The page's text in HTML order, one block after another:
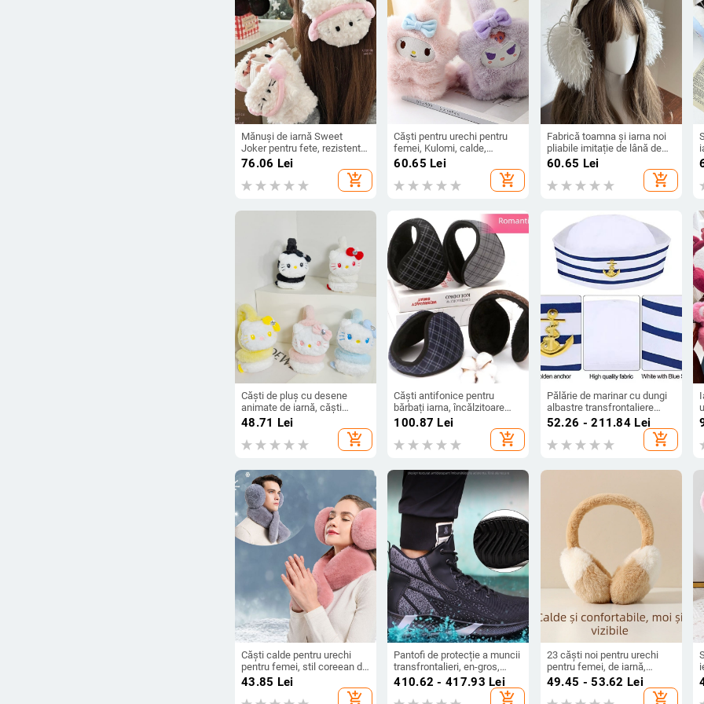
Mănuși de iarnă Sweet
Joker pentru fete, rezistente
la frig, costum de ciclism
tăieturi pe jumătate de
76.06 Lei
add_shopping_cart
Căști pentru urechi pentru
femei, Kulomi, calde,
pliabile, de iarnă, pentru
copii, anti-îngheț, încălzirea
urechilor, protecție pentru
60.65 Lei
add_shopping_cart
Fabrică toamna și iarna noi
pliabile imitație de lână de
plajă mărită caldă căști de
protecție pentru urechi la
modă cool Y2K punk nișă
60.65 Lei
add_shopping_cart
Căști de pluș cu desene
animate de iarnă, căști
îngroșate, ieși în călătorie,
căști rezistente la vânt,
drăguț, care acoperă
48.71 Lei
add_shopping_cart
Căști antifonice pentru
bărbați iarna, încălzitoare
pentru urechi purtate pe
spate pentru ciclism, calde
și rezistente la vânt, căști
antifonice mari, căptușeală
100.87 Lei
add_shopping_cart
Pălărie de marinar cu dungi
albastre transfrontaliere
Amazon, cu vârf rotund, fără
boruri, bleumarin, pentru
petreceri, festivaluri, en-
52.26 - 211.84 Lei
add_shopping_cart
Căști calde pentru urechi
pentru femei, stil coreean de
iarnă, la modă, de pluș,
drăguț, simplu, în aer liber,
43.85 Lei
add_shopping_cart
Pantofi de protecție a muncii
transfrontalieri, en-gros,
pentru bărbați, cu vârf înalt,
țesut zburător, ușor, cu vârf
410.62 - 417.93 Lei
add_shopping_cart
23 căști noi pentru urechi
pentru femei, de iarnă,
căptușite cu fleece, groase,
rezistente la vânt, anti-
49.45 - 53.62 Lei
add_shopping_cart